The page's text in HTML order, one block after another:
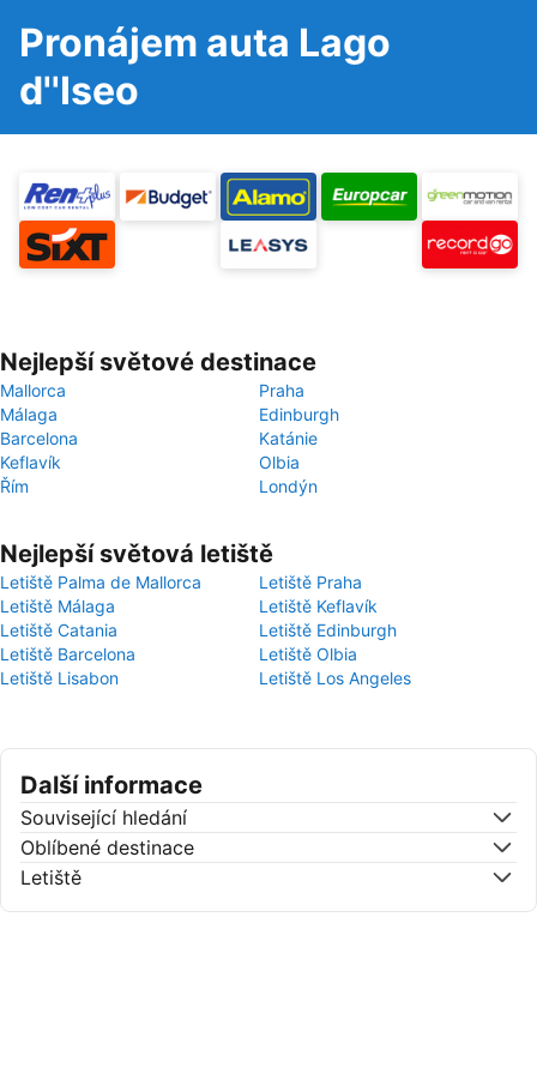
Pronájem auta Lago
d''Iseo
Nejlepší světové destinace
Mallorca
Praha
Málaga
Edinburgh
Barcelona
Katánie
Keflavík
Olbia
Řím
Londýn
Nejlepší světová letiště
Letiště Palma de Mallorca
Letiště Praha
Letiště Málaga
Letiště Keflavík
Letiště Catania
Letiště Edinburgh
Letiště Barcelona
Letiště Olbia
Letiště Lisabon
Letiště Los Angeles
Další informace
Související hledání
Oblíbené destinace
Letiště